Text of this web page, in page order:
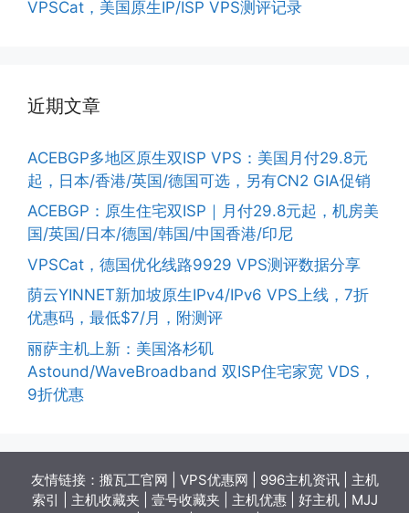
VPSCat，美国原生IP/ISP VPS测评记录
近期文章
ACEBGP多地区原生双ISP VPS：美国月付29.8元
起，日本/香港/英国/德国可选，另有CN2 GIA促销
ACEBGP：原生住宅双ISP｜月付29.8元起，机房美
国/英国/日本/德国/韩国/中国香港/印尼
VPSCat，德国优化线路9929 VPS测评数据分享
荫云YINNET新加坡原生IPv4/IPv6 VPS上线，7折
优惠码，最低$7/月，附测评
丽萨主机上新：美国洛杉矶
Astound/WaveBroadband 双ISP住宅家宽 VDS，
9折优惠
友情链接： 搬瓦工官网 VPS优惠网 996主机资讯| 主机
索引
主机收藏夹 壹号收藏夹 主机优惠| 好主机| MJJ